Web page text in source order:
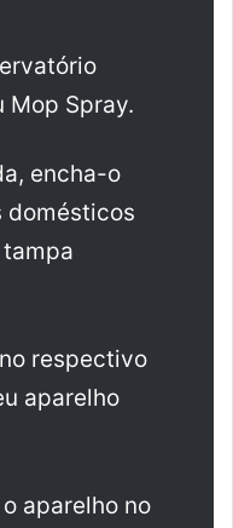
Mop Spray.
encha-o
domésticos
respectivo
aparelho
aparelho no